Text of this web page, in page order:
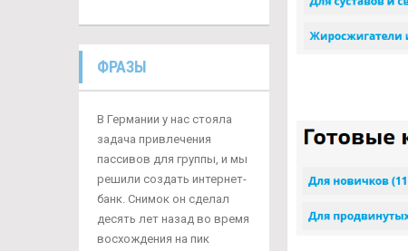
ФРАЗЫ
В Германии у нас стояла
задача привлечения
пассивов для группы, и мы
решили создать интернет-
банк. Снимок он сделал
десять лет назад во время
восхождения на пик